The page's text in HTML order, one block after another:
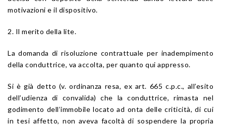
motivazioni e il dispositivo.
2. Il merito della lite.
La domanda di risoluzione contrattuale per inadempimento
della conduttrice, va accolta, per quanto qui appresso.
Si è già detto (v. ordinanza resa, ex art. 665 c.p.c., all’esito
dell’udienza di convalida) che la conduttrice, rimasta nel
godimento dell’immobile locato ad onta delle criticità, di cui
in tesi affetto, non aveva facoltà di sospendere la propria